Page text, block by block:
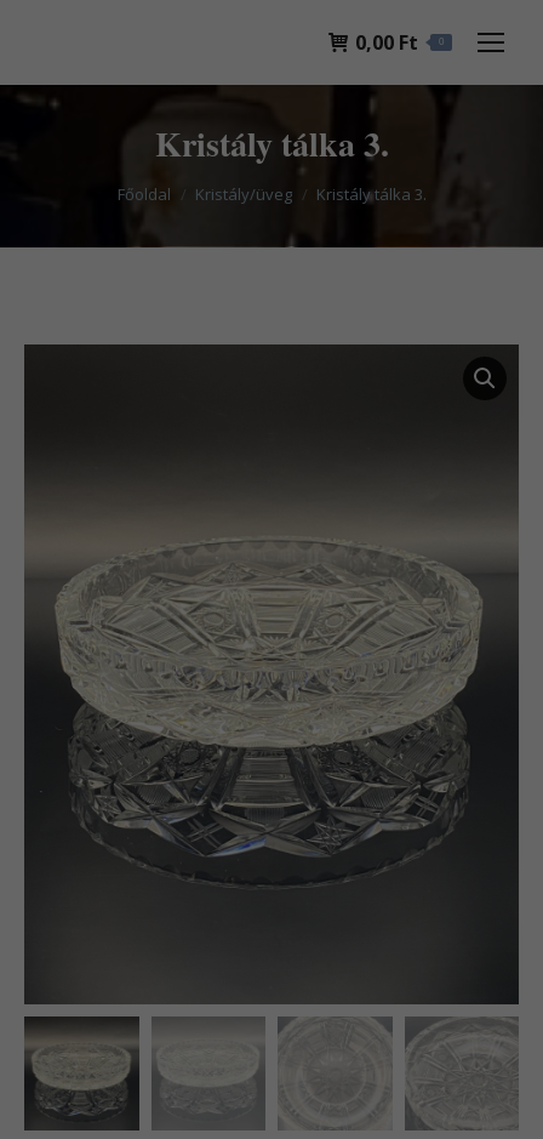
0,00 Ft 0
Kristály tálka 3.
You are here:
Főoldal Kristály/üveg Kristály tálka 3.